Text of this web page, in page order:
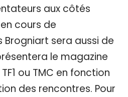
aux côtés
cours de
Brogniart sera aussi de
le magazine
ou TMC en fonction
des rencontres. Pour